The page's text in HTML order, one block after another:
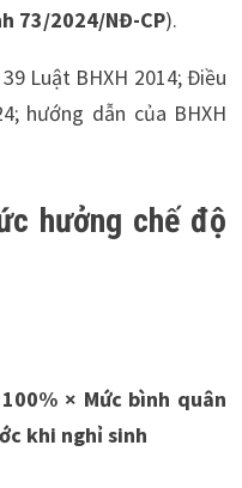
73/2024/NĐ-CP).
Luật BHXH 2014; Điều
hướng dẫn của BHXH
hưởng chế độ
× Mức bình quân
khi nghỉ sinh